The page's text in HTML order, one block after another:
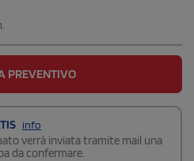
PREVENTIVO
info
verrà inviata tramite mail una
da confermare.